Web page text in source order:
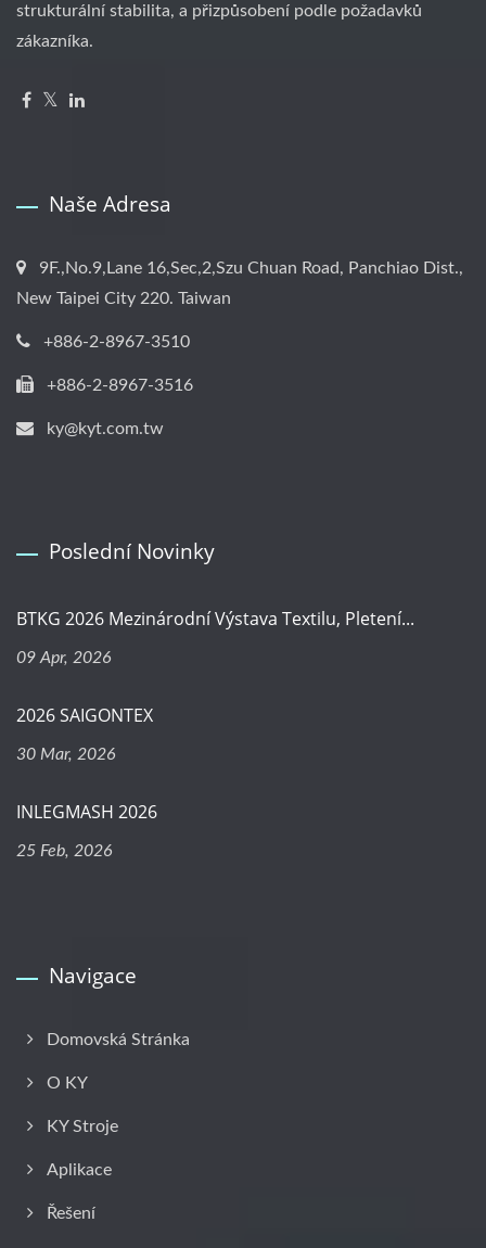
strukturální stabilita, a přizpůsobení podle požadavků
zákazníka.
Naše Adresa
9F.,No.9,Lane 16,Sec,2,Szu Chuan Road, Panchiao Dist.,
New Taipei City 220. Taiwan
+886-2-8967-3510
+886-2-8967-3516
ky@kyt.com.tw
Poslední Novinky
BTKG 2026 Mezinárodní Výstava Textilu, Pletení...
09 Apr, 2026
2026 SAIGONTEX
30 Mar, 2026
INLEGMASH 2026
25 Feb, 2026
Navigace
Domovská Stránka
O KY
KY Stroje
Aplikace
Řešení